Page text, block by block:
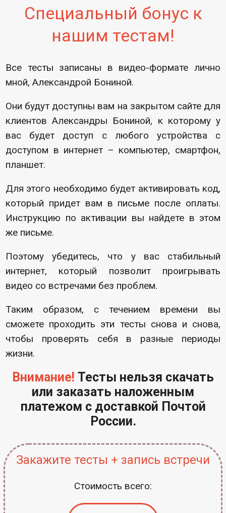
Специальный бонус к
нашим тестам!
Все тесты записаны в видео-формате лично
мной, Александрой Бониной.
Они будут доступны вам на закрытом сайте для
клиентов Александры Бониной, к которому у
вас будет доступ с любого устройства с
доступом в интернет – компьютер, смартфон,
планшет.
Для этого необходимо будет активировать код,
который придет вам в письме после оплаты.
Инструкцию по активации вы найдете в этом
же письме.
Поэтому убедитесь, что у вас стабильный
интернет, который позволит проигрывать
видео со встречами без проблем.
Таким образом, с течением времени вы
сможете проходить эти тесты снова и снова,
чтобы проверять себя в разные периоды
жизни.
Внимание! Тесты нельзя скачать
или заказать наложенным
платежом с доставкой Почтой
России.
Закажите тесты + запись встречи
Стоимость всего: